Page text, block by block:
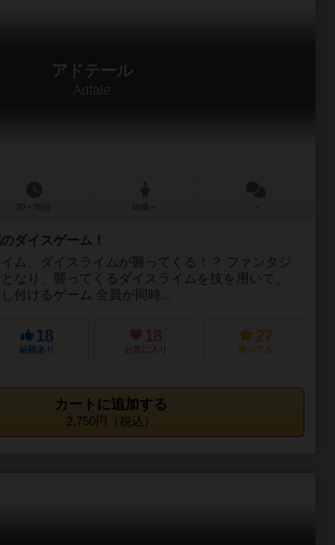
アドテール
Adtale
ダイスゲーム！
ム、ダイスライムが襲ってくる！？ ファンタジ
なり、襲ってくるダイスライムを技を用いて、
付けるゲーム 全員が同時...
18
経験あり
18
お気に入り
27
持ってる
カートに追加する
2,750円（税込）